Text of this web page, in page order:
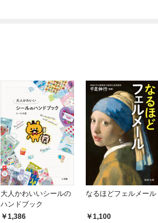
大人かわいいシールの
ハンドブック
1,386
なるほどフェルメール
1,100